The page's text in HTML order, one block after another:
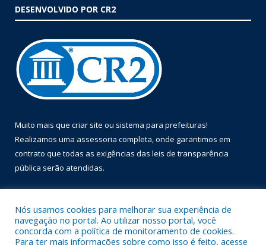
DESENVOLVIDO POR CR2
Muito mais que criar site ou sistema para prefeituras!
Realizamos uma assessoria completa, onde garantimos em
contrato que todas as exigências das leis de transparência
pública serão atendidas.
Nós usamos cookies para melhorar sua experiência de
navegação no portal. Ao utilizar nosso portal, você
concorda com a política de monitoramento de cookies.
Para ter mais informações sobre como isso é feito, acesse